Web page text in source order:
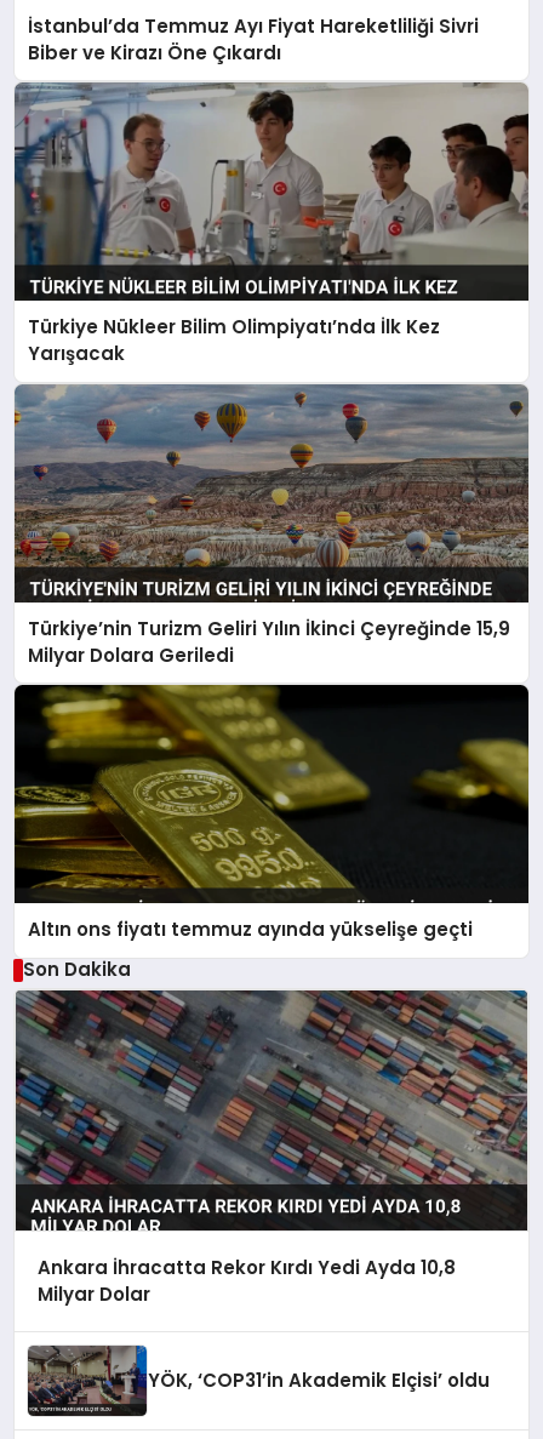
İstanbul’da Temmuz Ayı Fiyat Hareketliliği Sivri
Biber ve Kirazı Öne Çıkardı
Türkiye Nükleer Bilim Olimpiyatı’nda İlk Kez
Yarışacak
Türkiye’nin Turizm Geliri Yılın İkinci Çeyreğinde 15,9
Milyar Dolara Geriledi
Altın ons fiyatı temmuz ayında yükselişe geçti
Son Dakika
Ankara İhracatta Rekor Kırdı Yedi Ayda 10,8
Milyar Dolar
YÖK, ‘COP31’in Akademik Elçisi’ oldu